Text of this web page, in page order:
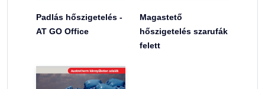
Padlás hőszigetelés -
AT GO Office
Magastető
hőszigetelés szarufák
felett